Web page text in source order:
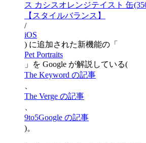
ス カシスオレンジテイスト 缶
【スタイルバランス】
/
iOS
) に追加された新機能の「
Pet Portraits
」を Google が解説している(
The Keyword の記事
The Verge の記事
9to5Google の記事
)。